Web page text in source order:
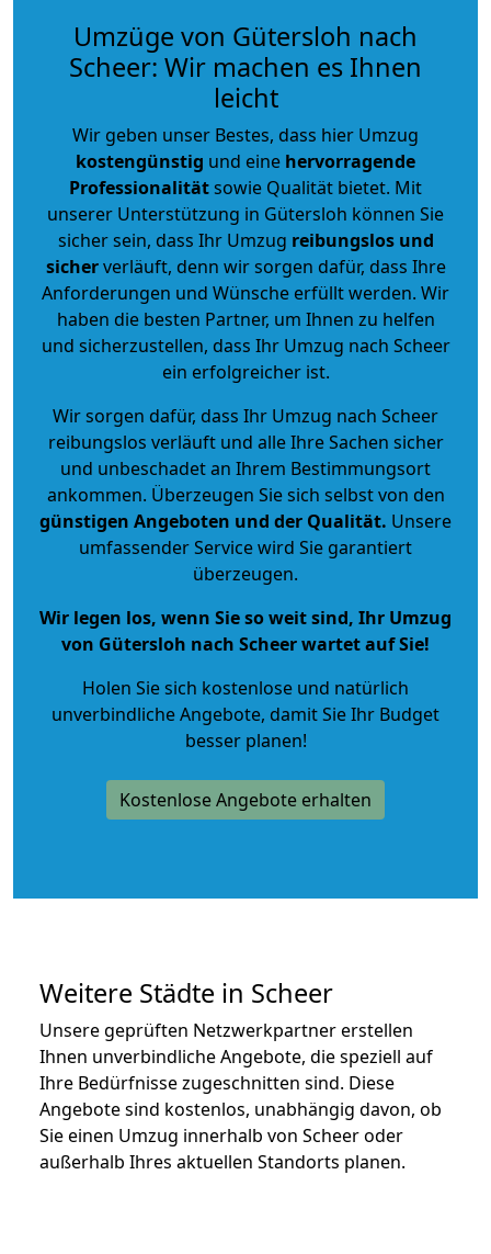
Umzüge von Gütersloh nach
Scheer: Wir machen es Ihnen
leicht
Wir geben unser Bestes, dass hier Umzug
kostengünstig und eine hervorragende
Professionalitätsowie Qualität bietet. Mit
unserer Unterstützung in Gütersloh können Sie
sicher sein, dass Ihr Umzug reibungslos und
sicherverläuft, denn wir sorgen dafür, dass Ihre
Anforderungen und Wünsche erfüllt werden. Wir
haben die besten Partner, um Ihnen zu helfen
und sicherzustellen, dass Ihr Umzug nach Scheer
ein erfolgreicher ist.
Wir sorgen dafür, dass Ihr Umzug nach Scheer
reibungslos verläuft und alle Ihre Sachen sicher
und unbeschadet an Ihrem Bestimmungsort
ankommen. Überzeugen Sie sich selbst von den
günstigen Angeboten und der Qualität. Unsere
umfassender Service wird Sie garantiert
überzeugen.
Wir legen los, wenn Sie so weit sind, Ihr Umzug
von Gütersloh nach Scheer wartet auf Sie!
Holen Sie sich kostenlose und natürlich
unverbindliche Angebote, damit Sie Ihr Budget
besser planen!
Kostenlose Angebote erhalten
Weitere Städte in Scheer
Unsere geprüften Netzwerkpartner erstellen
Ihnen unverbindliche Angebote, die speziell auf
Ihre Bedürfnisse zugeschnitten sind. Diese
Angebote sind kostenlos, unabhängig davon, ob
Sie einen Umzug innerhalb von Scheer oder
außerhalb Ihres aktuellen Standorts planen.